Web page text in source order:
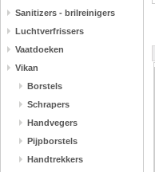
Sanitizers - brilreinigers
Luchtverfrissers
Vaatdoeken
Vikan
Borstels
Schrapers
Handvegers
Pijpborstels
Handtrekkers